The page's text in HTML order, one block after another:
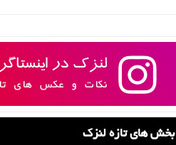
بخش های تازه لنزک